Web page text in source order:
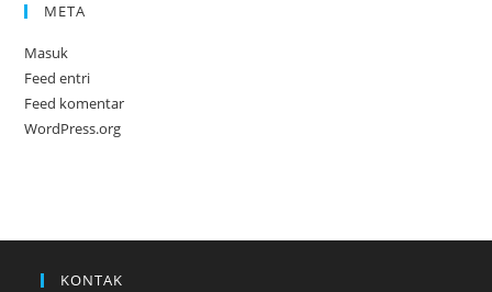
META
Masuk
Feed entri
Feed komentar
WordPress.org
KONTAK